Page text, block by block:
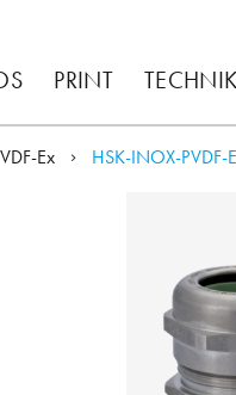
PRINT
Ex HSK-INOX-PVDF-